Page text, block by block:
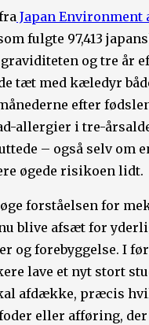
Japan Environment
fulgte 97,413
og tre år
tæt med kæledyr
efter
allergier i tre-
– også selv om
øgede risikoen lidt.
forståelsen for
blive afsæt for
og forebyggelse. I
lave et nyt stort
afdække, præcis
eller afføring,